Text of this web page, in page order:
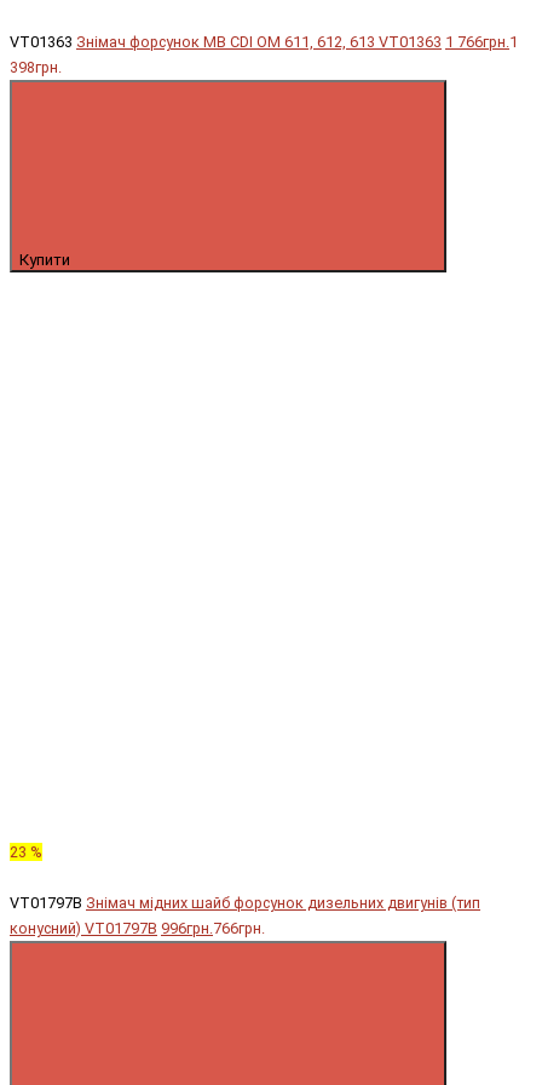
VT01363 Знімач форсунок MB CDI OM 611, 612, 613 VT01363 1 766грн.1
398грн.
Купити
23 %
VT01797B Знімач мідних шайб форсунок дизельних двигунів (тип
конусний) VT01797B 996грн.766грн.